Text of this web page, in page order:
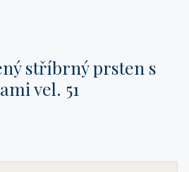
stříbrný prsten s
vel. 51